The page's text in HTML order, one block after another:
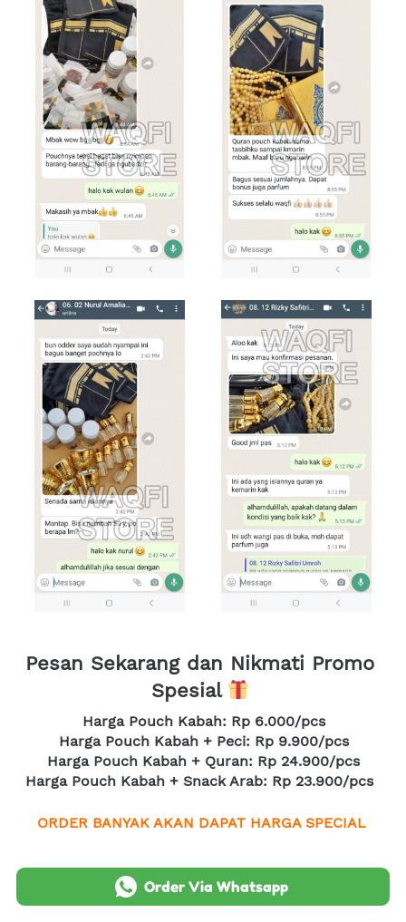
Pesan Sekarang dan Nikmati Promo
Spesial
Harga Pouch Kabah: Rp 6.000/pcs
Harga Pouch Kabah + Peci: Rp 9.900/pcs
Harga Pouch Kabah + Quran: Rp 24.900/pcs
Harga Pouch Kabah + Snack Arab: Rp 23.900/pcs
ORDER BANYAK AKAN DAPAT HARGA SPECIAL
` Order Via Whatsapp